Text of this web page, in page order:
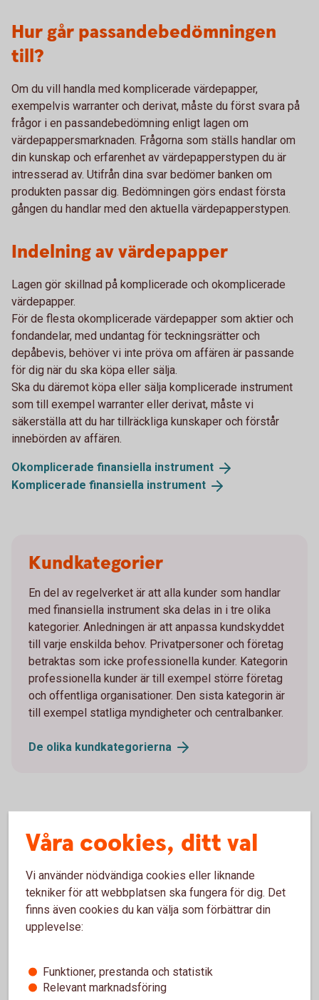
Hur går passandebedömningen
till?
Om du vill handla med komplicerade värdepapper,
exempelvis warranter och derivat, måste du först svara på
frågor i en passandebedömning enligt lagen om
värdepappersmarknaden. Frågorna som ställs handlar om
din kunskap och erfarenhet av värdepapperstypen du är
intresserad av. Utifrån dina svar bedömer banken om
produkten passar dig. Bedömningen görs endast första
gången du handlar med den aktuella värdepapperstypen.
Indelning av värdepapper
Lagen gör skillnad på komplicerade och okomplicerade
värdepapper.
För de flesta okomplicerade värdepapper som aktier och
fondandelar, med undantag för teckningsrätter och
depåbevis, behöver vi inte pröva om affären är passande
för dig när du ska köpa eller sälja.
Ska du däremot köpa eller sälja komplicerade instrument
som till exempel warranter eller derivat, måste vi
säkerställa att du har tillräckliga kunskaper och förstår
innebörden av affären.
Okomplicerade finansiella instrument
Komplicerade finansiella instrument
Kundkategorier
En del av regelverket är att alla kunder som handlar
med finansiella instrument ska delas in i tre olika
kategorier. Anledningen är att anpassa kundskyddet
till varje enskilda behov. Privatpersoner och företag
betraktas som icke professionella kunder. Kategorin
professionella kunder är till exempel större företag
och offentliga organisationer. Den sista kategorin är
till exempel statliga myndigheter och centralbanker.
De olika kundkategorierna
Frågor och svar om
passandebedömning
Varför kallar banken mig icke-professionell? Är
inte det att nedvärdera mig?
Vad är en professionell kund?
Våra cookies, ditt val
Vi använder nödvändiga cookies eller liknande
tekniker för att webbplatsen ska fungera för dig. Det
finns även cookies du kan välja som förbättrar din
upplevelse:
Funktioner, prestanda och statistik
Relevant marknadsföring